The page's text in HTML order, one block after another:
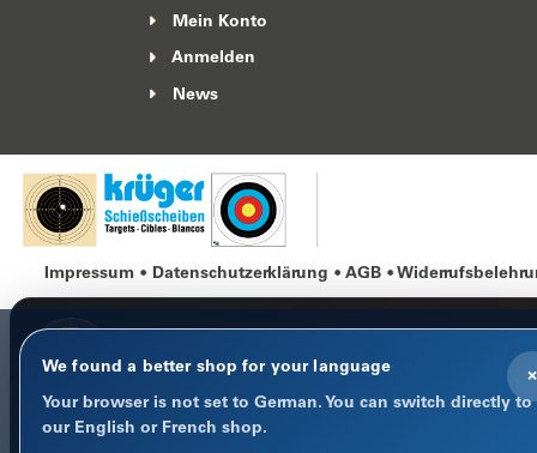
Mein Konto
Anmelden
News
Impressum Datenschutzerklärung AGB
×
We found a better shop for your language
Your browser is not set to German. You can switch directly to
our English or French shop.
COOKIE-HINWEIS
Datenschutz im Fokus